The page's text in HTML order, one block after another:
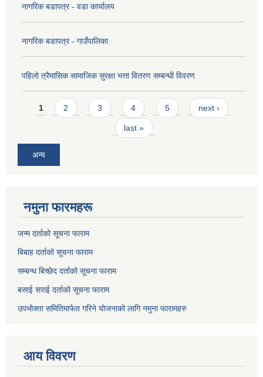
नागरिक बडापत्र - वडा कार्यालय
नागरिक बडापत्र - गाउँपालिका
पहिलो त्रैमासिक सामाजिक सुरक्षा भत्ता वितरण सम्बन्धी विवरण
Pages
1 2 3 4 5 next ›
last »
अन्य
नमुना फारमहरू
जन्म दर्ताको सूचना फाराम
बिबाह दर्ताको सूचना फाराम
सम्बन्ध बिच्छेद दर्ताको सूचना फाराम
बसाई सराई दर्ताको सूचना फाराम
उपभोक्ता समितिमार्फत गरिने योजनाको लागि नमुना फारामहरु
आय विवरण